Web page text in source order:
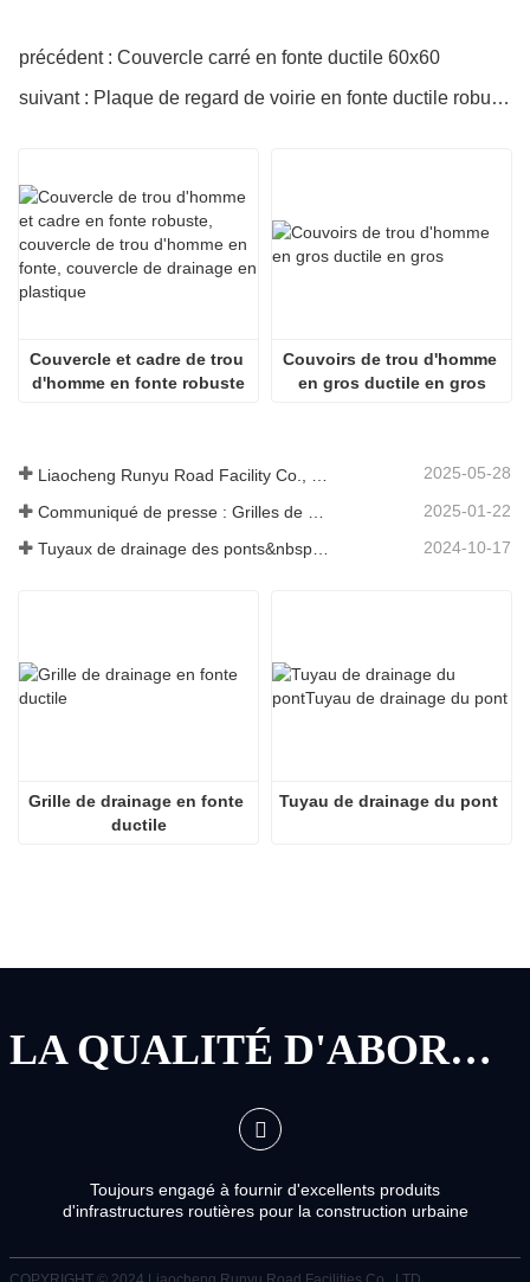
précédent : Couvercle carré en fonte ductile 60x60
suivant : Plaque de regard de voirie en fonte ductile robuste de Chine
Couvercle et cadre de trou
d'homme en fonte robuste
Couvoirs de trou d'homme
en gros ductile en gros
2025-05-28
2025-01-22
Tuyaux de drainage des ponts&nbsp;: garantir une gestion efficace de l’eau dans les infrastructures modernes 2024-10-17
Grille de drainage en fonte
ductile
Tuyau de drainage du pont
LA QUALITÉ D'ABORD, LE SERVICE D'ABORD
Toujours engagé à fournir d'excellents produits
d'infrastructures routières pour la construction urbaine